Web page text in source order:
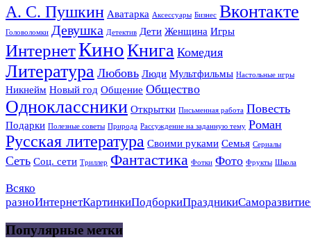
А. С. Пушкин Аватарка Аксессуары Бизнес Вконтакте
Головоломки Девушка Детектив Дети Женщина Игры
ИнтернетКиноКнига Комедия
Литература Любовь Люди Мультфильмы Настольные игры
Никнейм Новый год Общение Общество
Одноклассники Открытки Письменная работа Повесть
Подарки Полезные советы Природа Рассуждение на заданную тему Роман
Русская литература Своими руками Семья Сериалы
Сеть Соц. сети Триллер Фантастика Фотки Фото Фрукты Школа
Всяко
разноИнтернетКартинкиПодборкиПраздникиСаморазвитие
Популярные метки